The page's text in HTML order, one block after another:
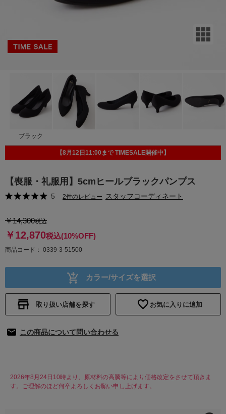
ブラック
【喪服・礼服用】5cmヒールブラックパンプス
5 2件のレビュー スタッフコーディネート
【8月12日11:00まで TIMESALE開催中】
￥14,300税込
￥12,870税込(10%OFF)
商品コード 0339-3-51500
カラー/サイズを選択
取り扱い店舗を探す お気に入りに追加
この商品について問い合わせる
2026年8月24日10時より、原材料の高騰等により価格改定をさせて頂きま
す。ご理解のほど何卒よろしくお願い申し上げます。